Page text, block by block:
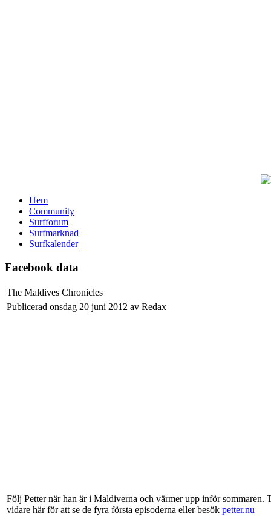
Hem
Community
Surfforum
Surfmarknad
Surfkalender
Facebook data
The Maldives Chronicles
Publicerad onsdag 20 juni 2012 av Redax
Följ Petter när han är i Maldiverna och värmer upp inför
vidare här för att se de fyra första episoderna eller besök petter.nu